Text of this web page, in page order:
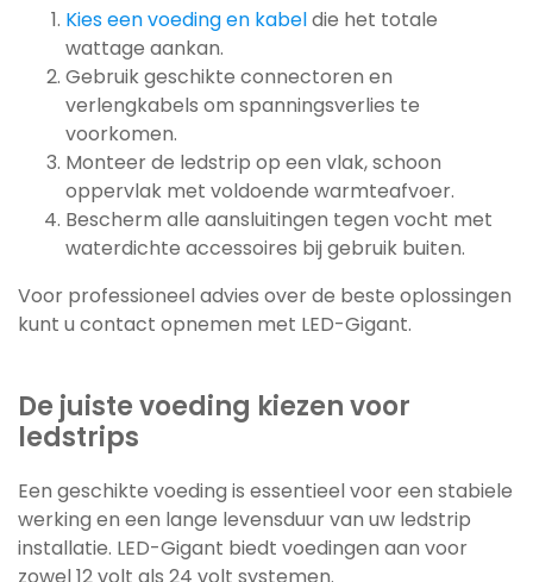
Kies een voeding en kabeldie het totale
wattage aankan.
Gebruik geschikte connectoren en
verlengkabels om spanningsverlies te
voorkomen.
Monteer de ledstrip op een vlak, schoon
oppervlak met voldoende warmteafvoer.
Bescherm alle aansluitingen tegen vocht met
waterdichte accessoires bij gebruik buiten.
Voor professioneel advies over de beste oplossingen
kunt u contact opnemen met LED-Gigant.
De juiste voeding kiezen voor
ledstrips
Een geschikte voeding is essentieel voor een stabiele
werking en een lange levensduur van uw ledstrip
installatie. LED-Gigant biedt voedingen aan voor
zowel 12 volt als 24 volt systemen.